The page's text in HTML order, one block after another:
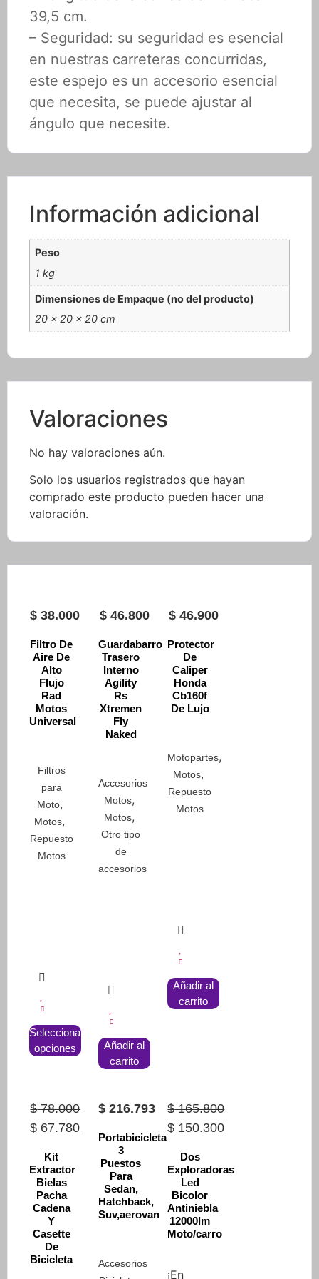
39,5 cm.
– Seguridad: su seguridad es esencial
en nuestras carreteras concurridas,
este espejo es un accesorio esencial
que necesita, se puede ajustar al
ángulo que necesite.
Información adicional
Peso
1 kg
Dimensiones de Empaque (no del producto)
20 × 20 × 20 cm
Valoraciones
No hay valoraciones aún.
Solo los usuarios registrados que hayan
comprado este producto pueden hacer una
valoración.
$ 38.000
Filtro De
Aire De
Alto
Flujo
Rad
Motos
Universal
Filtros
para
Moto,
Motos,
Repuesto
Motos
Seleccionar
opciones
producto
tiene
múltiples
Las
pueden
producto
$46.800
Guardabarro
Trasero
Interno
Agility
Rs
Xtremen
Fly
Naked
Accesorios
Motos,
Motos,
Otro tipo
de
accesorios
Añadir al
carrito
$46.900
Protector
De
Caliper
Honda
Cb160f
De Lujo
Motopartes,
Motos,
Repuesto
Motos
Añadir al
carrito
$78.000
Original
was:
$ 78.000.
$ 67.780Current
$ 67.780.
Kit
Extractor
Bielas
Pacha
Cadena
Y
Casette
De
Bicicleta
$ 216.793
Portabicicletas
3
Puestos
Para
Sedan,
Hatchback,
Suv,aerovan
Accesorios
$165.800
Original
was:
$ 165.800.
$ 150.300
price
is:
$ 150.300.
Dos
Exploradoras
Led
Bicolor
Antiniebla
12000lm
Moto/carro
¡En